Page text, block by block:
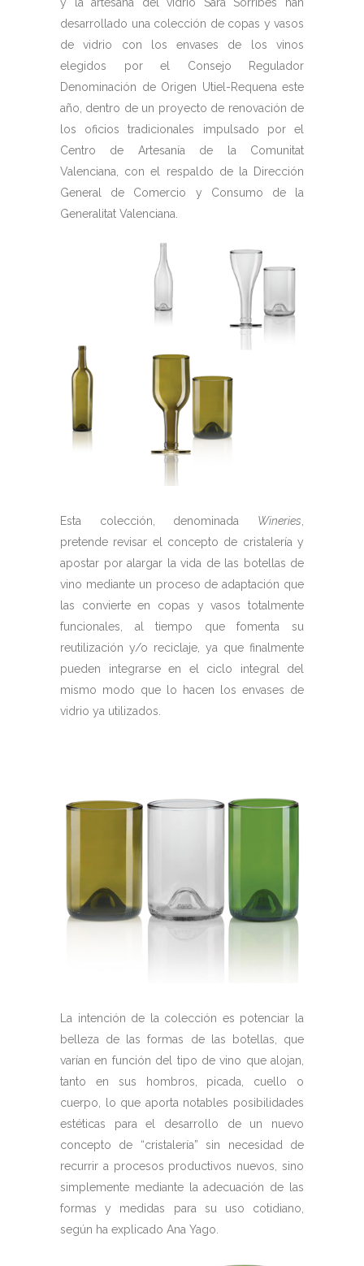
desarrollado una colección de copas y vasos
de vidrio con los envases de los vinos
elegidos por el Consejo Regulador
Denominación de Origen Utiel-Requena este
año, dentro de un proyecto de renovación de
los oficios tradicionales impulsado por el
Centro de Artesanía de la Comunitat
Valenciana, con el respaldo de la Dirección
General de Comercio y Consumo de la
Generalitat Valenciana.
Esta colección, denominada Wineries
pretende revisar el concepto de cristalería y
apostar por alargar la vida de las botellas de
vino mediante un proceso de adaptación que
las convierte en copas y vasos totalmente
funcionales, al tiempo que fomenta su
reutilización y/o reciclaje, ya que finalmente
pueden integrarse en el ciclo integral del
mismo modo que lo hacen los envases de
vidrio ya utilizados.
La intención de la colección es potenciar la
belleza de las formas de las botellas, que
varían en función del tipo de vino que alojan,
tanto en sus hombros, picada, cuello o
cuerpo, lo que aporta notables posibilidades
estéticas para el desarrollo de un nuevo
concepto de “cristalería” sin necesidad de
recurrir a procesos productivos nuevos, sino
simplemente mediante la adecuación de las
formas y medidas para su uso cotidiano,
según ha explicado Ana Yago.